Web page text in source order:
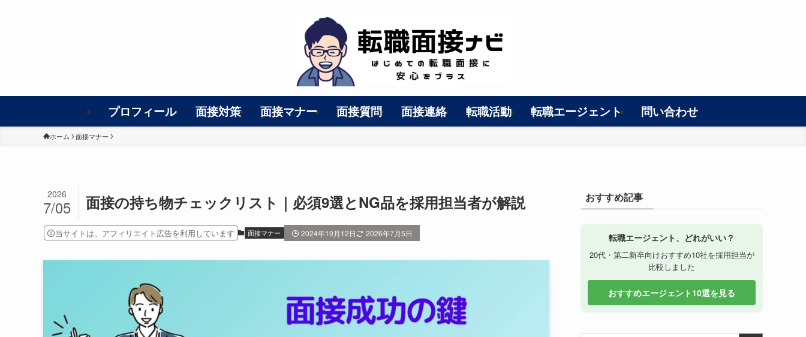
プロフィール 面接対策 面接マナー 面接質問 面接連絡 転職活動 転職エージェント 問い合わせ
ホーム 面接マナー
面接の持ち物チェックリスト｜必須9選とNG品を採用担当者が解説
2026
7/05
当サイトは、アフィリエイト広告を利用しています 面接マナー 2024年10月12日 2026年7月5日
おすすめ記事
転職エージェント、どれがいい？
20代・第二新卒向けおすすめ10社を採用担当が
比較しました
おすすめエージェント10選を見る